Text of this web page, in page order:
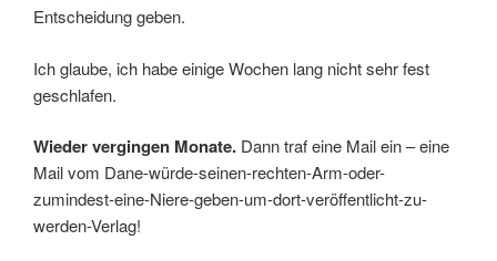
Entscheidung geben.
Ich glaube, ich habe einige Wochen lang nicht sehr fest
geschlafen.
Wieder vergingen Monate. Dann traf eine Mail ein – eine
Mail vom Dane-würde-seinen-rechten-Arm-oder-
zumindest-eine-Niere-geben-um-dort-veröffentlicht-zu-
werden-Verlag!